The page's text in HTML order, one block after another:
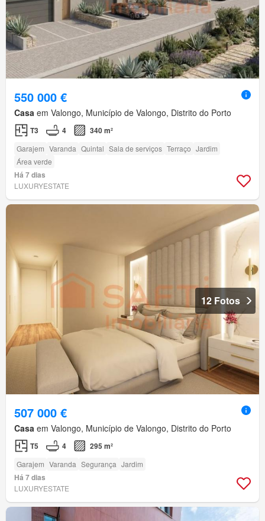
550 000 €
Casa em Valongo, Município de Valongo, Distrito do Porto
T3 4 340 m²
Garajem Varanda Quintal Sala de serviços Terraço Jardim
Área verde
Há 7 dias
LUXURYESTATE
12 Fotos
507 000 €
Casa em Valongo, Município de Valongo, Distrito do Porto
T5 4 295 m²
Garajem Varanda Segurança Jardim
Há 7 dias
LUXURYESTATE